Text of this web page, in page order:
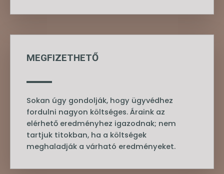
MEGFIZETHETŐ
Sokan úgy gondolják, hogy ügyvédhez
fordulni nagyon költséges. Áraink az
elérhető eredményhez igazodnak; nem
tartjuk titokban, ha a költségek
meghaladják a várható eredményeket.